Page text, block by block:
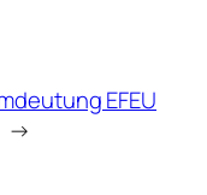
EFEU
→